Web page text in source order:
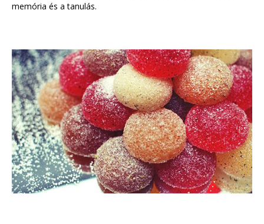
memória és a tanulás.